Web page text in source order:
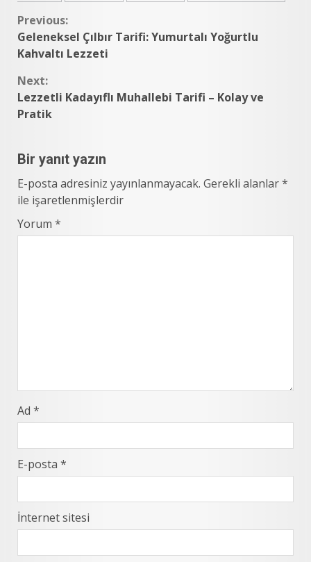
Continue
Reading
Previous:
Geleneksel Çılbır Tarifi: Yumurtalı Yoğurtlu
Kahvaltı Lezzeti
Next:
Lezzetli Kadayıflı Muhallebi Tarifi – Kolay ve
Pratik
Bir yanıt yazın
E-posta adresiniz yayınlanmayacak. Gerekli alanlar*
ile işaretlenmişlerdir
Yorum *
Ad *
E-posta *
İnternet sitesi